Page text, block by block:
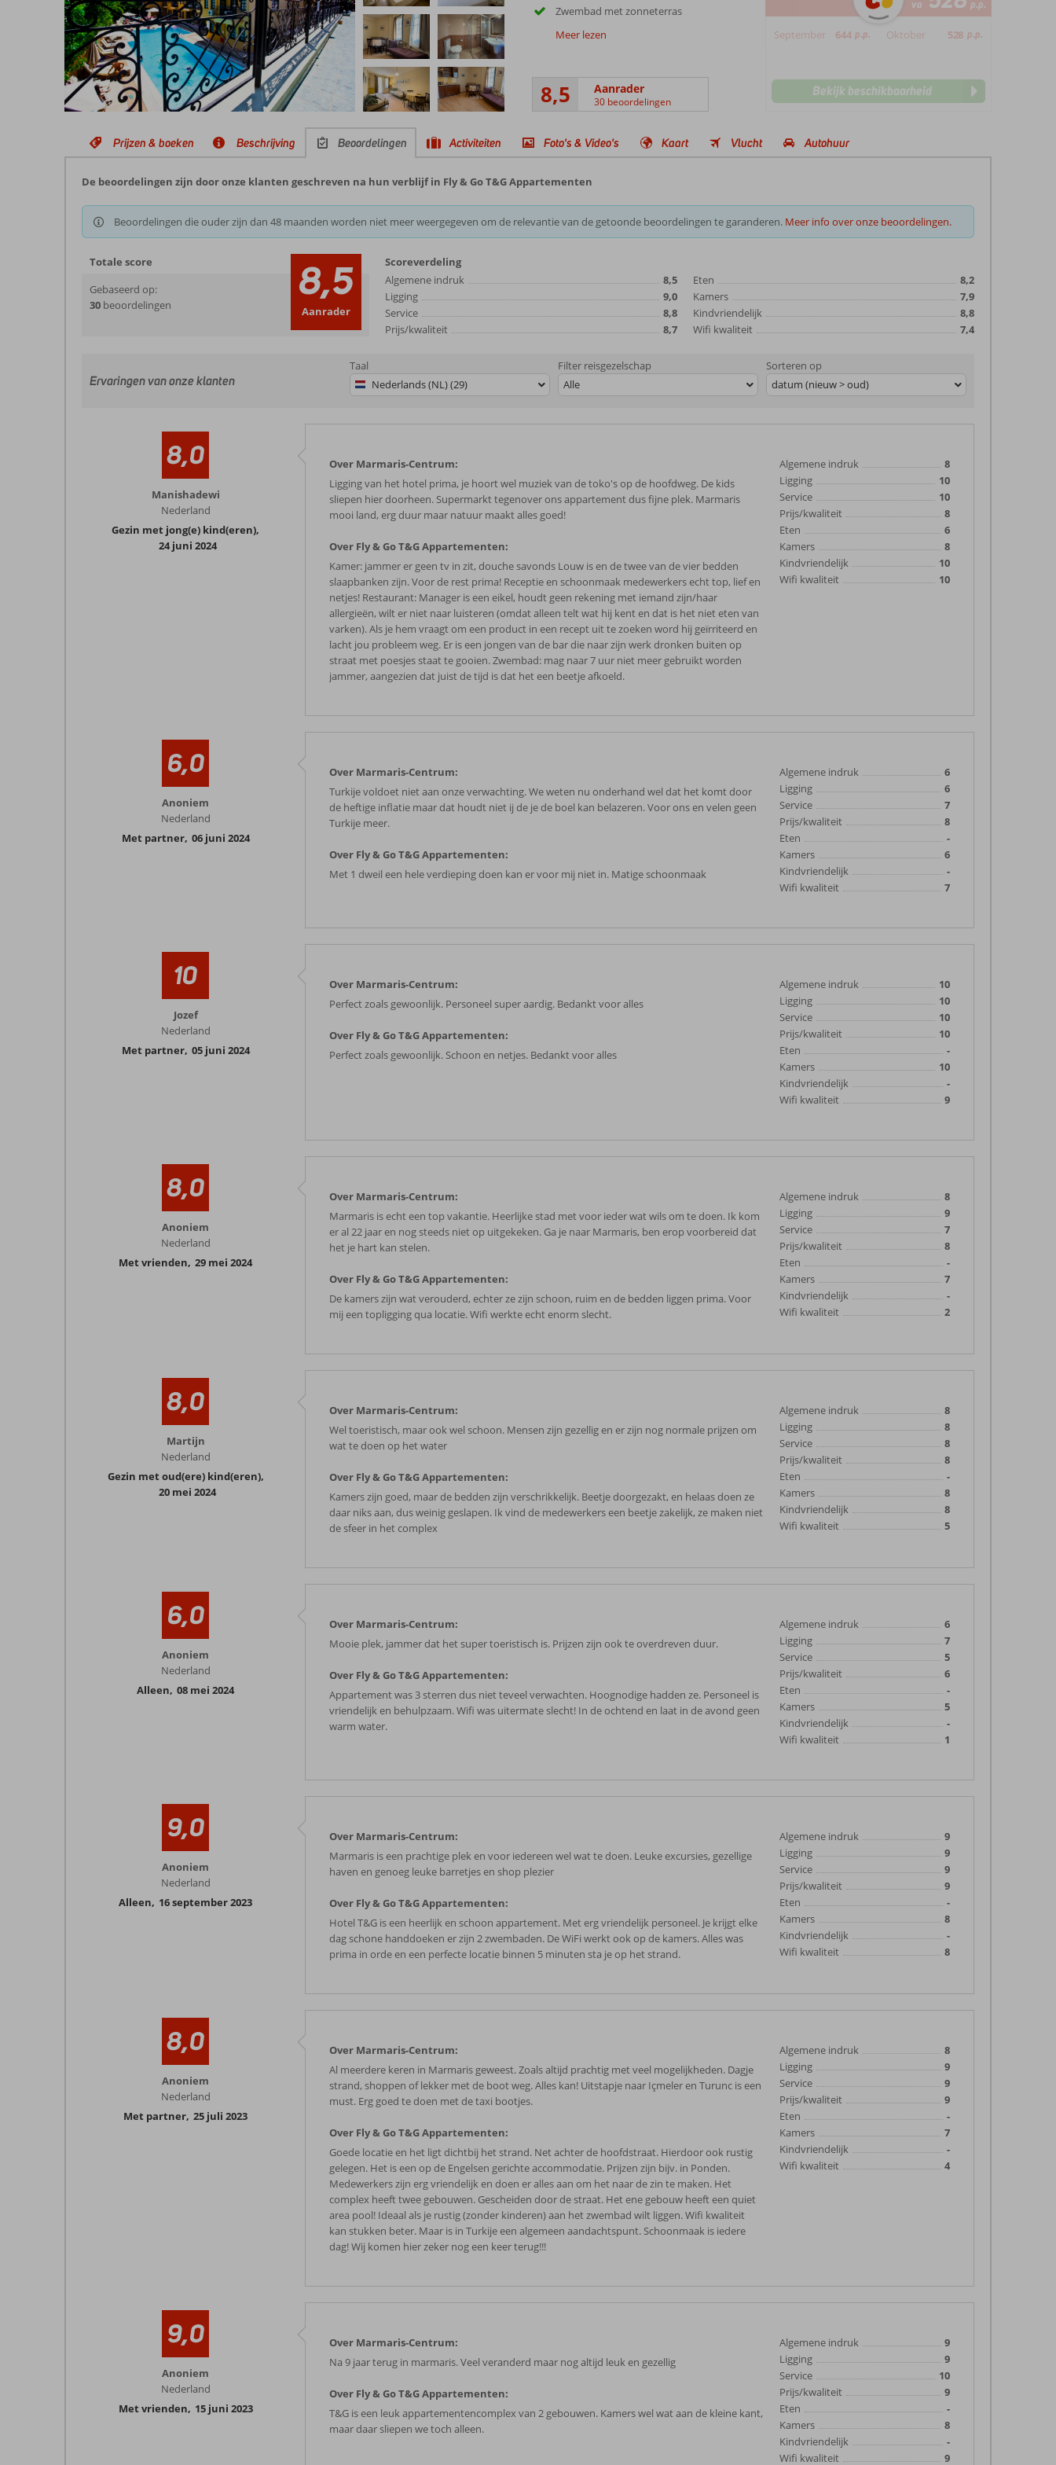
Zwembad met zonneterras
Meer lezen
8,5 Aanrader
30 beoordelingen
va p.p.
September 644 p.p. Oktober 528 p.p.
Bekijk beschikbaarheid
Prijzen & boeken Beschrijving Beoordelingen Activiteiten Foto's & Video's Kaart Vlucht Autohuur
De beoordelingen zijn door onze klanten geschreven na hun verblijf in Fly & Go T&G Appartementen
Beoordelingen die ouder zijn dan 48 maanden worden niet meer weergegeven om de relevantie van de getoonde beoordelingen te garanderen. Meer info over onze beoordelingen.
Totale score
Gebaseerd op:
30 beoordelingen 8,5
Aanrader
Scoreverdeling
Algemene indruk
8,5
Ligging
9,0
Service
8,8
Prijs/kwaliteit
8,7
Eten
8,2
Kamers
7,9
Kindvriendelijk
8,8
Wifi kwaliteit
7,4
Ervaringen van onze klanten
Taal
Nederlands (NL) (29)
Filter reisgezelschap
Alle
Sorteren op
datum (nieuw > oud)
8,0
Manishadewi
Nederland
Gezin met jong(e) kind(eren),
24 juni 2024
Over Marmaris-Centrum:
Ligging van het hotel prima, je hoort wel muziek van de toko's op de hoofdweg. De kids
sliepen hier doorheen. Supermarkt tegenover ons appartement dus fijne plek. Marmaris
mooi land, erg duur maar natuur maakt alles goed!
Over Fly & Go T&G Appartementen:
Kamer: jammer er geen tv in zit, douche savonds Louw is en de twee van de vier bedden
slaapbanken zijn. Voor de rest prima! Receptie en schoonmaak medewerkers echt top, lief en
netjes! Restaurant: Manager is een eikel, houdt geen rekening met iemand zijn/haar
allergieën, wilt er niet naar luisteren (omdat alleen telt wat hij kent en dat is het niet eten van
varken). Als je hem vraagt om een product in een recept uit te zoeken word hij geïrriteerd en
lacht jou probleem weg. Er is een jongen van de bar die naar zijn werk dronken buiten op
straat met poesjes staat te gooien. Zwembad: mag naar 7 uur niet meer gebruikt worden
jammer, aangezien dat juist de tijd is dat het een beetje afkoeld.
Algemene indruk
8
Ligging
10
Service
10
Prijs/kwaliteit
8
Eten
6
Kamers
8
Kindvriendelijk
10
Wifi kwaliteit
10
6,0
Anoniem
Nederland
Met partner, 06 juni 2024
Over Marmaris-Centrum:
Turkije voldoet niet aan onze verwachting. We weten nu onderhand wel dat het komt door
de heftige inflatie maar dat houdt niet ij de je de boel kan belazeren. Voor ons en velen geen
Turkije meer.
Over Fly & Go T&G Appartementen:
Met 1 dweil een hele verdieping doen kan er voor mij niet in. Matige schoonmaak
Algemene indruk
6
Ligging
6
Service
7
Prijs/kwaliteit
8
Eten
-
Kamers
6
Kindvriendelijk
-
Wifi kwaliteit
7
10
Jozef
Nederland
Met partner, 05 juni 2024
Over Marmaris-Centrum:
Perfect zoals gewoonlijk. Personeel super aardig. Bedankt voor alles
Over Fly & Go T&G Appartementen:
Perfect zoals gewoonlijk. Schoon en netjes. Bedankt voor alles
Algemene indruk
10
Ligging
10
Service
10
Prijs/kwaliteit
10
Eten
-
Kamers
10
Kindvriendelijk
-
Wifi kwaliteit
9
8,0
Anoniem
Nederland
Met vrienden, 29 mei 2024
Over Marmaris-Centrum:
Marmaris is echt een top vakantie. Heerlijke stad met voor ieder wat wils om te doen. Ik kom
er al 22 jaar en nog steeds niet op uitgekeken. Ga je naar Marmaris, ben erop voorbereid dat
het je hart kan stelen.
Over Fly & Go T&G Appartementen:
De kamers zijn wat verouderd, echter ze zijn schoon, ruim en de bedden liggen prima. Voor
mij een topligging qua locatie. Wifi werkte echt enorm slecht.
Algemene indruk
8
Ligging
9
Service
7
Prijs/kwaliteit
8
Eten
-
Kamers
7
Kindvriendelijk
-
Wifi kwaliteit
2
8,0
Martijn
Nederland
Gezin met oud(ere) kind(eren),
20 mei 2024
Over Marmaris-Centrum:
Wel toeristisch, maar ook wel schoon. Mensen zijn gezellig en er zijn nog normale prijzen om
wat te doen op het water
Over Fly & Go T&G Appartementen:
Kamers zijn goed, maar de bedden zijn verschrikkelijk. Beetje doorgezakt, en helaas doen ze
daar niks aan, dus weinig geslapen. Ik vind de medewerkers een beetje zakelijk, ze maken niet
de sfeer in het complex
Algemene indruk
8
Ligging
8
Service
8
Prijs/kwaliteit
8
Eten
-
Kamers
8
Kindvriendelijk
8
Wifi kwaliteit
5
6,0
Anoniem
Nederland
Alleen, 08 mei 2024
Over Marmaris-Centrum:
Mooie plek, jammer dat het super toeristisch is. Prijzen zijn ook te overdreven duur.
Over Fly & Go T&G Appartementen:
Appartement was 3 sterren dus niet teveel verwachten. Hoognodige hadden ze. Personeel is
vriendelijk en behulpzaam. Wifi was uitermate slecht! In de ochtend en laat in de avond geen
warm water.
Algemene indruk
6
Ligging
7
Service
5
Prijs/kwaliteit
6
Eten
-
Kamers
5
Kindvriendelijk
-
Wifi kwaliteit
1
9,0
Anoniem
Nederland
Alleen, 16 september 2023
Over Marmaris-Centrum:
Marmaris is een prachtige plek en voor iedereen wel wat te doen. Leuke excursies, gezellige
haven en genoeg leuke barretjes en shop plezier
Over Fly & Go T&G Appartementen:
Hotel T&G is een heerlijk en schoon appartement. Met erg vriendelijk personeel. Je krijgt elke
dag schone handdoeken er zijn 2 zwembaden. De WiFi werkt ook op de kamers. Alles was
prima in orde en een perfecte locatie binnen 5 minuten sta je op het strand.
Algemene indruk
9
Ligging
9
Service
9
Prijs/kwaliteit
9
Eten
-
Kamers
8
Kindvriendelijk
-
Wifi kwaliteit
8
8,0
Anoniem
Nederland
Met partner, 25 juli 2023
Over Marmaris-Centrum:
Al meerdere keren in Marmaris geweest. Zoals altijd prachtig met veel mogelijkheden. Dagje
strand, shoppen of lekker met de boot weg. Alles kan! Uitstapje naar Içmeler en Turunc is een
must. Erg goed te doen met de taxi bootjes.
Over Fly & Go T&G Appartementen:
Goede locatie en het ligt dichtbij het strand. Net achter de hoofdstraat. Hierdoor ook rustig
gelegen. Het is een op de Engelsen gerichte accommodatie. Prijzen zijn bijv. in Ponden.
Medewerkers zijn erg vriendelijk en doen er alles aan om het naar de zin te maken. Het
complex heeft twee gebouwen. Gescheiden door de straat. Het ene gebouw heeft een quiet
area pool! Ideaal als je rustig (zonder kinderen) aan het zwembad wilt liggen. Wifi kwaliteit
kan stukken beter. Maar is in Turkije een algemeen aandachtspunt. Schoonmaak is iedere
dag! Wij komen hier zeker nog een keer terug!!!
Algemene indruk
8
Ligging
9
Service
9
Prijs/kwaliteit
9
Eten
-
Kamers
7
Kindvriendelijk
-
Wifi kwaliteit
4
9,0
Anoniem
Nederland
Met vrienden, 15 juni 2023
Over Marmaris-Centrum:
Na 9 jaar terug in marmaris. Veel veranderd maar nog altijd leuk en gezellig
Over Fly & Go T&G Appartementen:
T&G is een leuk appartementencomplex van 2 gebouwen. Kamers wel wat aan de kleine kant,
maar daar sliepen we toch alleen.
Algemene indruk
9
Ligging
9
Service
10
Prijs/kwaliteit
9
Eten
-
Kamers
8
Kindvriendelijk
-
Wifi kwaliteit
9